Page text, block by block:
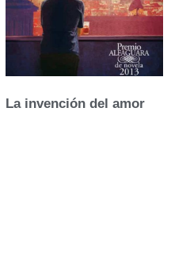
La invención del amor